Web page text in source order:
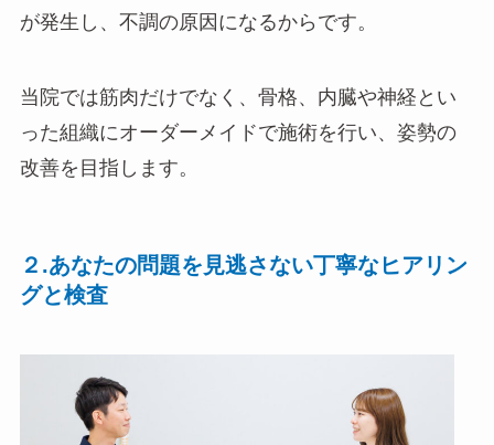
が発生し、不調の原因になるからです。
当院では筋肉だけでなく、骨格、内臓や神経とい
った組織にオーダーメイドで施術を行い、姿勢の
改善を目指します。
２.あなたの問題を見逃さない丁寧なヒアリン
グと検査